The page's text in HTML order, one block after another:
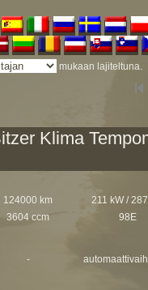
mukaan lajiteltuna.
Klima
124000 km 211 kW /
3604 ccm 98E
-